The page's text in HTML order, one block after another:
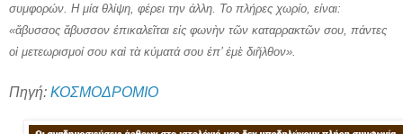
συμφορών. Η μία θλίψη, φέρει την άλλη. Το πλήρες χωρίο, είναι:
«ἄβυσσος ἄβυσσον ἐπικαλεῖται εἰς φωνὴν τῶν καταρρακτῶν σου, πάντες
οἱ μετεωρισμοί σου καὶ τὰ κύματά σου ἐπ’ ἐμὲ διῆλθον».
Πηγή: ΚΟΣΜΟΔΡΟΜΙΟ